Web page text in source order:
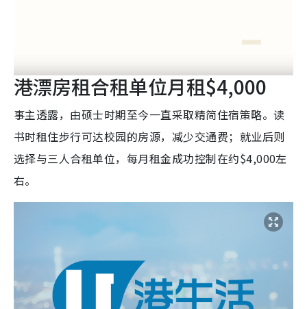
港漂房租合租单位月租$4,000
事主透露，由硕士时期至今一直采取精简住宿策略。读
书时租住步行可达校园的房源，减少交通费；就业后则
选择与三人合租单位，每月租金成功控制在约$4,000左
右。